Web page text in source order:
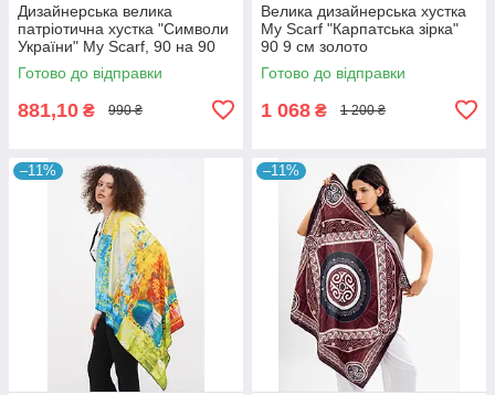
Дизайнерська велика
патріотична хустка "Символи
України" My Scarf, 90 на 90
см
Готово до відправки
881,10 ₴ 990 ₴
Велика дизайнерська хустка
My Scarf "Карпатська зірка"
90 9 см золото
Готово до відправки
1 068 ₴ 1 200 ₴
–11% –11%